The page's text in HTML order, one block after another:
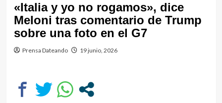
«Italia y yo no rogamos», dice
Meloni tras comentario de Trump
sobre una foto en el G7
Prensa Dateando 19 junio, 2026